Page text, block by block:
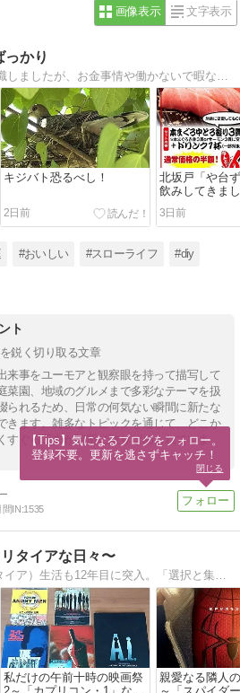
画像表示 文字表示
っかり
キジバト恐るべし！
2日前
北坂戸「や台
飲みしてきま
3日前
#おいしい #スローライフ #diy
ト
鋭く切り取る文章
来事をユーモアと観察眼を持って描写して
菜園、地域のグルメまで多彩なテーマを扱
られるため、日常の何気ない瞬間に新たな
きます。雑多なトピックを通じて、どこか
すぐる工夫が随所に散りばめられていま
間IN:1535
タイアな日々〜
セミリタイア（早期リタイア）生活も12年目に突入。「選択と集中」で残された時間を大切に過ごしたいです。
私だけの午前十時の映画祭
親愛なる隣人
【Tips】気になるブログをフォロー。
登録不要。更新を逃さずキャッチ！
閉じる